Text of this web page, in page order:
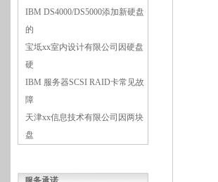
IBM DS4000/DS5000添加新硬盘
的
宝坻xx室内设计有限公司因硬盘
硬
IBM 服务器SCSI RAID卡常见故
障
天津xx信息技术有限公司因两块
盘